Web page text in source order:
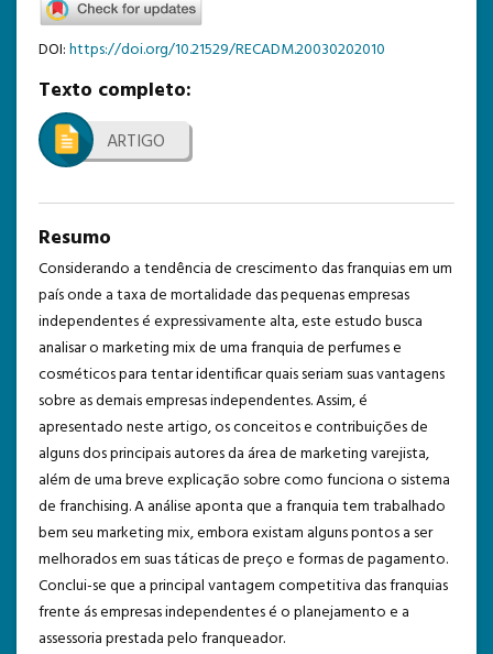
ANTERIORES
ESTATÍSTICAS
TEMPLATE DE SUBMISSÃO
DOI:https://doi.org/10.21529/RECADM.20030202010
Texto completo:
ARTIGO
Resumo
Considerando a tendência de crescimento das franquias em um
país onde a taxa de mortalidade das pequenas empresas
independentes é expressivamente alta, este estudo busca
analisar o marketing mix de uma franquia de perfumes e
cosméticos para tentar identificar quais seriam suas vantagens
sobre as demais empresas independentes. Assim, é
apresentado neste artigo, os conceitos e contribuições de
alguns dos principais autores da área de marketing varejista,
além de uma breve explicação sobre como funciona o sistema
de franchising. A análise aponta que a franquia tem trabalhado
bem seu marketing mix, embora existam alguns pontos a ser
melhorados em suas táticas de preço e formas de pagamento.
Conclui-se que a principal vantagem competitiva das franquias
frente ás empresas independentes é o planejamento e a
assessoria prestada pelo franqueador.